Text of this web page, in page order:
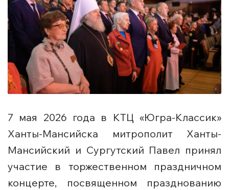
7 мая 2026 года в КТЦ «Югра-Классик»
Ханты-Мансийска митрополит Ханты-
Мансийский и Сургутский Павел принял
участие в торжественном праздничном
концерте, посвященном празднованию